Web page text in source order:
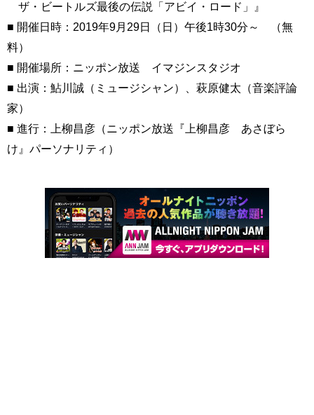
ザ・ビートルズ最後の伝説「アビイ・ロード」』
■ 開催日時：2019年9月29日（日）午後1時30分～ （無
料）
■ 開催場所：ニッポン放送 イマジンスタジオ
■ 出演：鮎川誠（ミュージシャン）、萩原健太（音楽評論
家）
■ 進行：上柳昌彦（ニッポン放送『上柳昌彦 あさぼら
け』パーソナリティ）